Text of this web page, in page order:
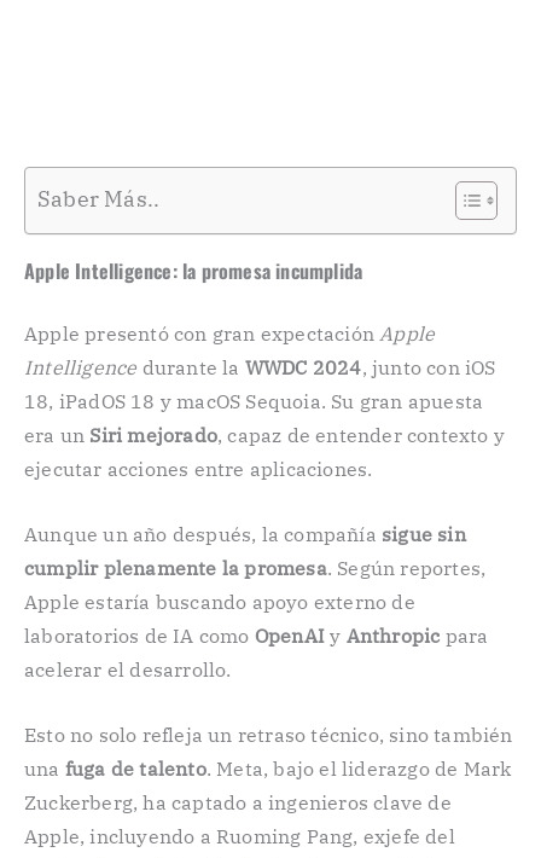
Saber Más..
Apple Intelligence: la promesa incumplida
Apple presentó con gran expectaciónApple
Intelligence durante la WWDC 2024, junto con iOS
18, iPadOS 18 y macOS Sequoia. Su gran apuesta
era un Siri mejorado, capaz de entender contexto y
ejecutar acciones entre aplicaciones.
Aunque un año después, la compañía sigue sin
cumplir plenamente la promesa. Según reportes,
Apple estaría buscando apoyo externo de
laboratorios de IA como OpenAI y Anthropic para
acelerar el desarrollo.
Esto no solo refleja un retraso técnico, sino también
una fuga de talento. Meta, bajo el liderazgo de Mark
Zuckerberg, ha captado a ingenieros clave de
Apple, incluyendo a Ruoming Pang, exjefe del